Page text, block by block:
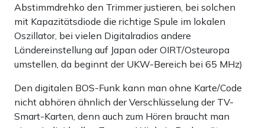
Abstimmdrehko den Trimmer justieren, bei solchen
mit Kapazitätsdiode die richtige Spule im lokalen
Oszillator, bei vielen Digitalradios andere
Ländereinstellung auf Japan oder OIRT/Osteuropa
umstellen, da beginnt der UKW-Bereich bei 65 MHz)
Den digitalen BOS-Funk kann man ohne Karte/Code
nicht abhören ähnlich der Verschlüsselung der TV-
Smart-Karten, denn auch zum Hören braucht man